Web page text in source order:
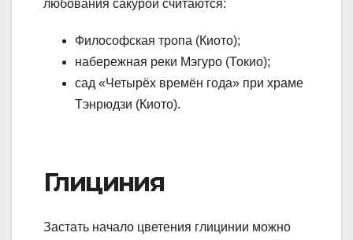
любования сакурой считаются:
Философская тропа (Киото);
набережная реки Мэгуро (Токио);
сад «Четырёх времён года» при храме
Тэнрюдзи (Киото).
Глициния
Застать начало цветения глицинии можно